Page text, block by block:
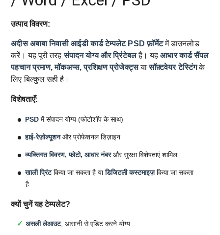
उत्पाद विवरण:
अदीस अबाबा निवासी आईडी कार्ड टेम्पलेट PSD फ़ॉर्मेटमें डाउनलोड
करें। यह पूरी तरहसंपादन योग्य और प्रिंटेबलहै। यहआधार कार्ड सैंपल
पहचान प्रमाण, मॉकअप्स, प्रशिक्षण प्रोजेक्ट्सयासॉफ़्टवेयर टेस्टिंगके
लिए बिल्कुल सही है।
विशेषताएँ:
PSD में संपादन योग्य (फोटोशॉप के साथ)
हाई-रेज़ोल्यूशनऔर प्रोफेशनल डिज़ाइन
व्यक्तिगत विवरण, फोटो, आधार नंबरऔर सुरक्षा विशेषताएं शामिल
खाली प्रिंटकिया जा सकता है याडिजिटली कस्टमाइज़किया जा सकता
है
क्यों चुनें यह टेम्पलेट?
असली लेआउट, आसानी से एडिट करने योग्य